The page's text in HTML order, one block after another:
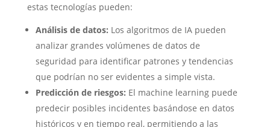
estas tecnologías pueden:
Análisis de datos: Los algoritmos de IA pueden
analizar grandes volúmenes de datos de
seguridad para identificar patrones y tendencias
que podrían no ser evidentes a simple vista.
Predicción de riesgos: El machine learning puede
predecir posibles incidentes basándose en datos
históricos y en tiempo real, permitiendo a las